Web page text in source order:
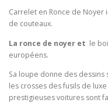
Carrelet en Ronce de Noyer
de couteaux.
La ronce de noyer et le
européens.
Sa loupe donne des dessins
les crosses des fusils de
prestigieuses voitures sont